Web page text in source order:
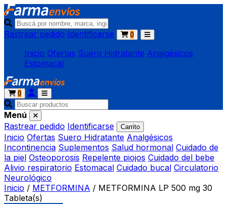
Rastrear pedido Identificarse 0
Inicio Ofertas Suero Hidratante Analgésicos
Estomacal
0
Menú
Rastrear pedido Identificarse Carrito
Inicio Ofertas Suero Hidratante Analgésicos
Incontinencia Suplementos Salud hormonal Cuidado de
la piel Osteoporosis Repelente piojos Cuidado del bebe
Alivio respiratorio Estomacal Cuidado bucal Circulatorio
Neurológico
Inicio / METFORMINA / METFORMINA LP 500 mg 30
Tableta(s)